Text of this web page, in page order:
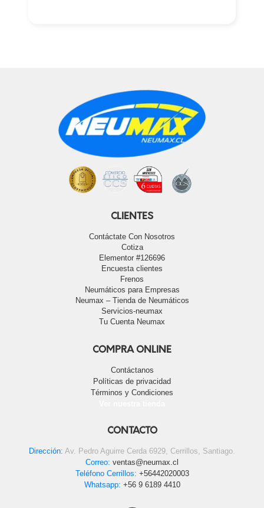
CLIENTES
Contáctate Con Nosotros
Cotiza
Elementor #126696
Encuesta clientes
Frenos
Neumáticos para Empresas
Neumax – Tienda de Neumáticos
Servicios-neumax
Tu Cuenta Neumax
COMPRA ONLINE
Contáctanos
Políticas de privacidad
Términos y Condiciones
CONTACTO
Dirección: Av. Pedro Aguirre Cerda 6929, Cerrillos, Santiago.
Correo: ventas@neumax.cl
Teléfono Cerrillos: +56442020003
Whatsapp: +56 9 6189 4410